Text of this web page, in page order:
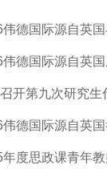
伟德国际源自英
伟德国际源自英
开第九次研究生
伟德国际源自英
年度思政课青年